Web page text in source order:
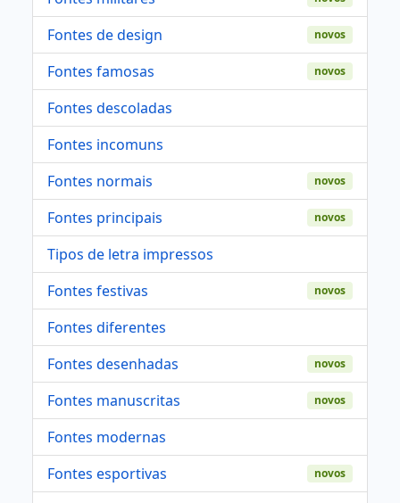
Fontes de design novos
Fontes famosas novos
Fontes descoladas
Fontes incomuns
Fontes normais
novos
Fontes principais novos
Tipos de letra impressos
Fontes festivas
novos
Fontes diferentes
Fontes desenhadas
novos
Fontes manuscritas novos
Fontes modernas
Fontes esportivas
novos